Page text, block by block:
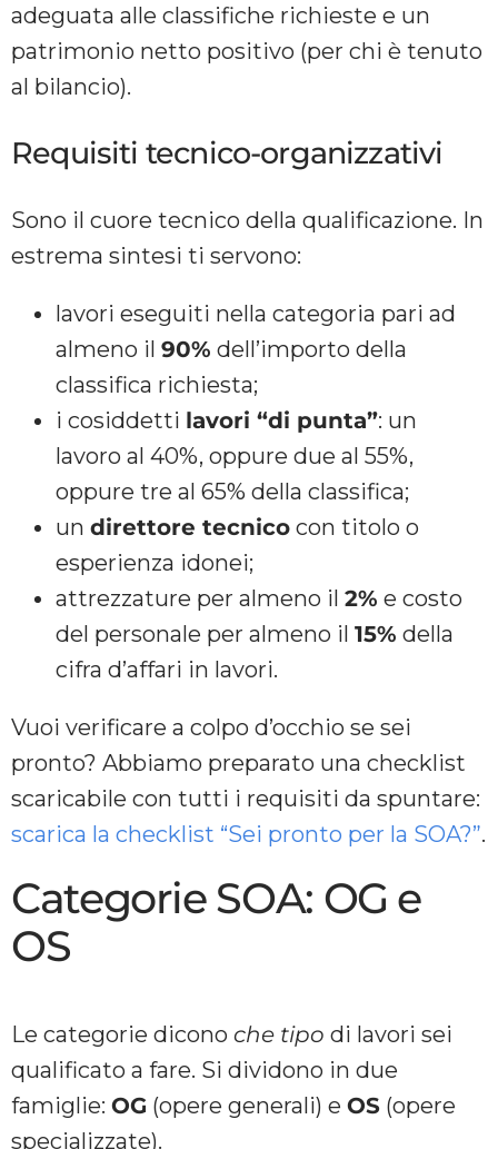
adeguata alle classifiche richieste e un
patrimonio netto positivo (per chi è tenuto
al bilancio).
Requisiti tecnico-organizzativi
Sono il cuore tecnico della qualificazione. In
estrema sintesi ti servono:
lavori eseguiti nella categoria pari ad
almeno il 90% dell’importo della
classifica richiesta;
i cosiddetti lavori “di punta”: un
lavoro al 40%, oppure due al 55%,
oppure tre al 65% della classifica;
un direttore tecnicocon titolo o
esperienza idonei;
attrezzature per almeno il 2% e costo
del personale per almeno il 15% della
cifra d’affari in lavori.
Vuoi verificare a colpo d’occhio se sei
pronto? Abbiamo preparato una checklist
scaricabile con tutti i requisiti da spuntare:
scarica la checklist “Sei pronto per la SOA?”.
Categorie SOA: OG e
OS
Le categorie dicono che tipo di lavori sei
qualificato a fare. Si dividono in due
famiglie: OG (opere generali) e OS(opere
specializzate).